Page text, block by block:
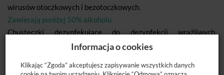
wirusów otoczkowych i bezotoczkowych.
Zawierają poniżej 50% alkoholu
Chusteczki dezynfekujące do dezynfekcji wrażliwych
powierzchni takich jak sztuczna skóra czy szkło akrylowe.
Stosowanie chusteczek eliminuje potrzebę stosowania
Informacja o cookies
Klikając “Zgoda” akceptujesz zapisywanie wszystkich danych